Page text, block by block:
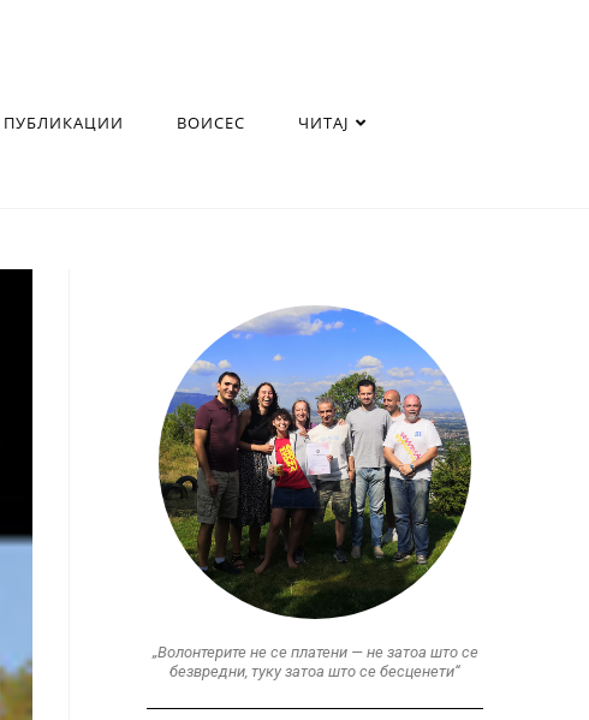
ПУБЛИКАЦИИ ВОИСЕС ЧИТАЈ
„Волонтерите не се платени — не затоа што се
безвредни, туку затоа што се бесценети“